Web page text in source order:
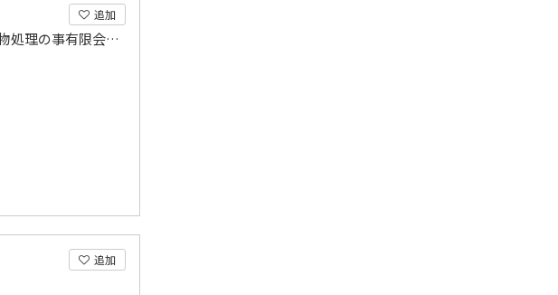
追加
解体工事(物置解体からビル解体まで)と産業廃棄物処理の事有限会社薩南へ
追加